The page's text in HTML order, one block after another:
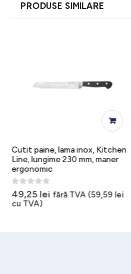
PRODUSE SIMILARE
Cutit paine, lama inox, Kitchen
Line, lungime 230 mm, maner
ergonomic
out of 5
49,25lei fără TVA ( 59,59lei
cu TVA)